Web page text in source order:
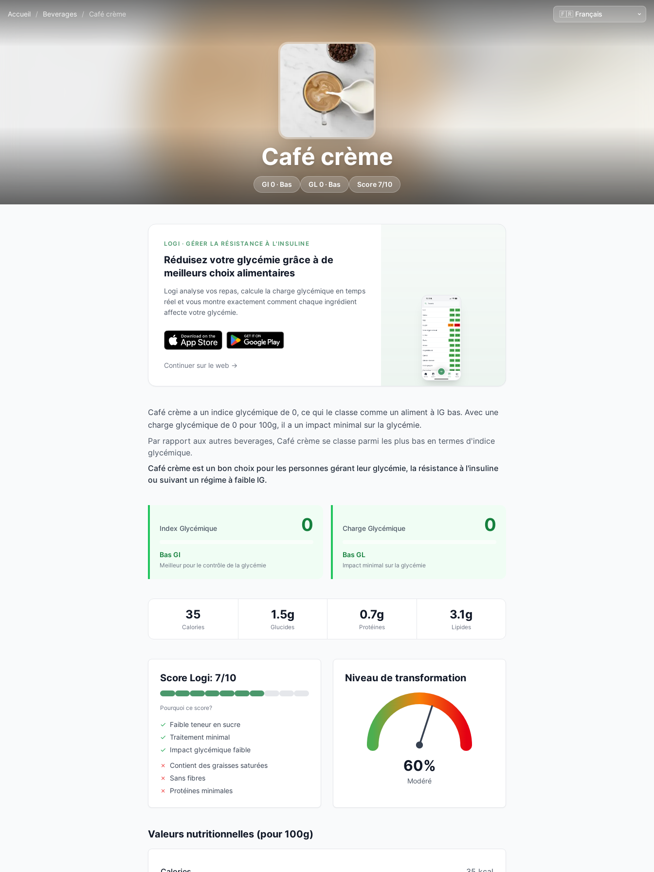
Accueil / Beverages / Café crème
Café crème
GI 0 · Bas GL 0 · Bas Score 7/10
LOGI · GÉRER LA RÉSISTANCE À L'INSULINE
Réduisez votre glycémie grâce à de
meilleurs choix alimentaires
Logi analyse vos repas, calcule la charge glycémique en temps
réel et vous montre exactement comment chaque ingrédient
affecte votre glycémie.
Continuer sur le web →
Café crème a un indice glycémique de 0, ce qui le classe comme un aliment à IG bas. Avec une
charge glycémique de 0 pour 100g, il a un impact minimal sur la glycémie.
Par rapport aux autres beverages, Café crème se classe parmi les plus bas en termes d'indice
glycémique.
Café crème est un bon choix pour les personnes gérant leur glycémie, la résistance à l'insuline
ou suivant un régime à faible IG.
Index Glycémique 0
Bas GI
Meilleur pour le contrôle de la glycémie
Charge Glycémique 0
Bas GL
Impact minimal sur la glycémie
35
Calories
1.5g
Glucides
0.7g
Protéines
3.1g
Lipides
Score Logi: 7/10
Pourquoi ce score?
✓ Faible teneur en sucre
✓ Traitement minimal
✓ Impact glycémique faible
✗
Contient des graisses saturées
✗
Sans fibres
✗
Protéines minimales
Niveau de transformation
60%
Modéré
Valeurs nutritionnelles (pour 100g)